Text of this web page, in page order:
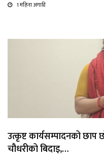
1 महिना अगाडि
उत्कृष्ट कार्यसम्पादनको छाप
चौधरीको बिदाइ,…